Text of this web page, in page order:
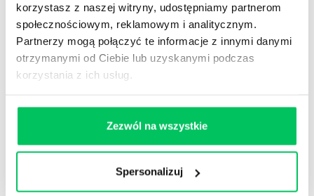
korzystasz z naszej witryny, udostępniamy partnerom
społecznościowym, reklamowym i analitycznym.
Partnerzy mogą połączyć te informacje z innymi danymi
otrzymanymi od Ciebie lub uzyskanymi podczas
korzystania z ich usług.
Zezwól na wszystkie
Spersonalizuj
manipulacja nimi jest niezwykle trudnym zadaniem.
Styl elastyczno-agresywny (walka i elastyczność)
Osoby używające w negocjacjach tego stylu są
zazwyczaj odważne i przebojowe. Do końca
podczas negocjacji spływają po nich jak woda po
kaczce. Trzymają się swoich założeń. Forsują swoje
pomysły do skutku, nawet kiedy widzą ich słabe strony.
Jednocześnie są kreatywni, a do rozmów podchodzą